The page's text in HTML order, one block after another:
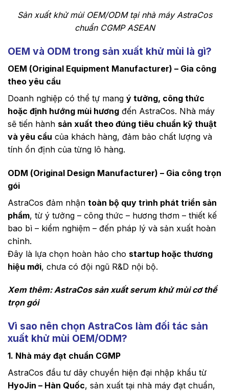
Sản xuất khử mùi OEM/ODM tại nhà máy AstraCos
chuẩn CGMP ASEAN
OEM và ODM trong sản xuất khử mùi là gì?
OEM (Original Equipment Manufacturer) – Gia công
theo yêu cầu
Doanh nghiệp có thể tự mang ý tưởng, công thức
hoặc định hướng mùi hương đến AstraCos. Nhà máy
sẽ tiến hành sản xuất theo đúng tiêu chuẩn kỹ thuật
và yêu cầu của khách hàng, đảm bảo chất lượng và
tính ổn định của từng lô hàng.
ODM (Original Design Manufacturer) – Gia công trọn
gói
AstraCos đảm nhận toàn bộ quy trình phát triển sản
phẩm, từ ý tưởng – công thức – hương thơm – thiết kế
bao bì – kiểm nghiệm – đến pháp lý và sản xuất hoàn
chỉnh.
Đây là lựa chọn hoàn hảo cho startup hoặc thương
hiệu mới, chưa có đội ngũ R&D nội bộ.
Xem thêm:AstraCos sản xuất serum khử mùi cơ thể
trọn gói
Vì sao nên chọn AstraCos làm đối tác sản
xuất khử mùi OEM/ODM?
1. Nhà máy đạt chuẩn CGMP
AstraCos đầu tư dây chuyền hiện đại nhập khẩu từ
HyoJin – Hàn Quốc, sản xuất tại nhà máy đạt chuẩn,